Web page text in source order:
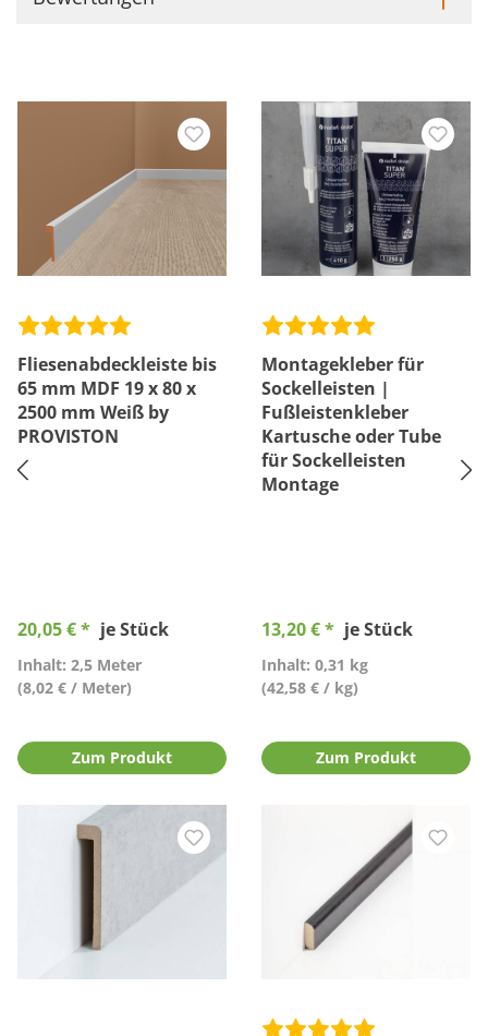
Fliesenabdeckleiste bis
65 mm MDF 19 x 80 x
2500 mm Weiß by
PROVISTON
20,05 € * je Stück
Inhalt: 2,5 Meter
(8,02 € / Meter)
Zum Produkt
Montagekleber für
Sockelleisten |
Fußleistenkleber
Kartusche oder Tube
für Sockelleisten
Montage
13,20 € * je Stück
Inhalt: 0,31 kg
(42,58 € / kg)
Zum Produkt